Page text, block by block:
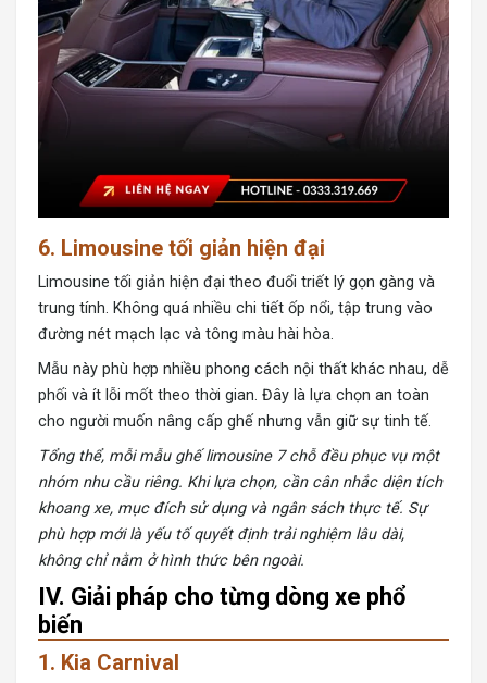
6. Limousine tối giản hiện đại
Limousine tối giản hiện đại theo đuổi triết lý gọn gàng và
trung tính. Không quá nhiều chi tiết ốp nổi, tập trung vào
đường nét mạch lạc và tông màu hài hòa.
Mẫu này phù hợp nhiều phong cách nội thất khác nhau, dễ
phối và ít lỗi mốt theo thời gian. Đây là lựa chọn an toàn
cho người muốn nâng cấp ghế nhưng vẫn giữ sự tinh tế.
Tổng thể, mỗi mẫu ghế limousine 7 chỗ đều phục vụ một
nhóm nhu cầu riêng. Khi lựa chọn, cần cân nhắc diện tích
khoang xe, mục đích sử dụng và ngân sách thực tế. Sự
phù hợp mới là yếu tố quyết định trải nghiệm lâu dài,
không chỉ nằm ở hình thức bên ngoài.
IV. Giải pháp cho từng dòng xe phổ
biến
1. Kia Carnival